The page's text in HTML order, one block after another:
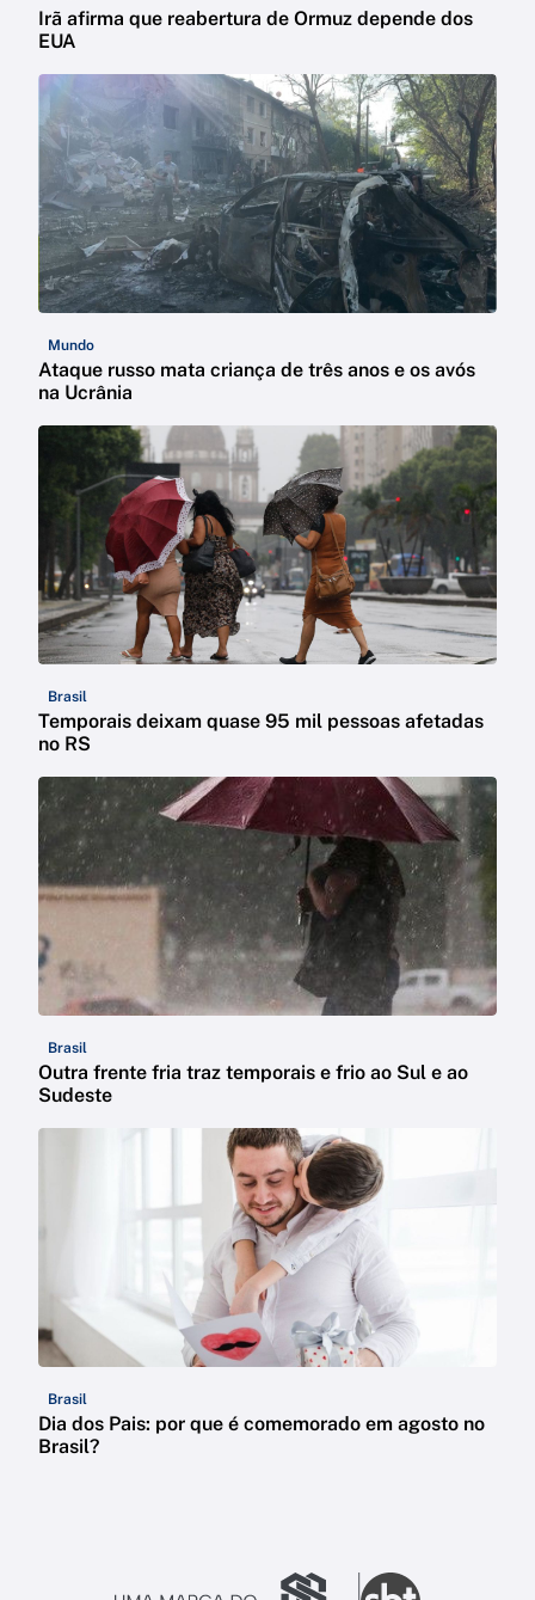
Irã afirma que reabertura de Ormuz depende dos
EUA
Mundo
Ataque russo mata criança de três anos e os avós
na Ucrânia
Brasil
Temporais deixam quase 95 mil pessoas afetadas
no RS
Brasil
Outra frente fria traz temporais e frio ao Sul e ao
Sudeste
Brasil
Dia dos Pais: por que é comemorado em agosto no
Brasil?